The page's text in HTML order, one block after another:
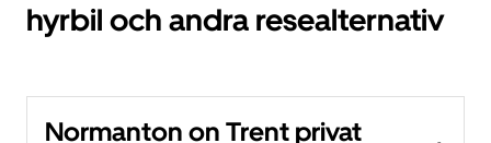
hyrbil och andra resealternativ
Normanton on Trent privat